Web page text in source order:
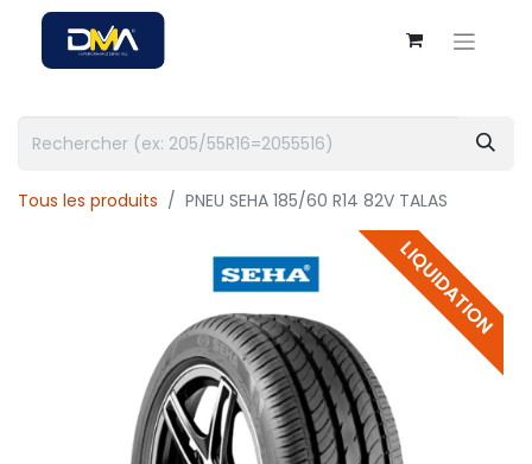
Tous les produits PNEU SEHA 185/60 R14 82V TALAS
LIQUIDATION